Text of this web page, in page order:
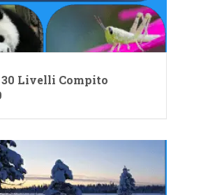
Livelli Compito